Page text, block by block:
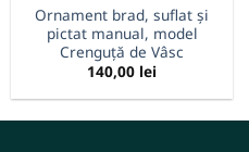
Ornament brad, suflat și
pictat manual, model
Crenguță de Vâsc
140,00 lei